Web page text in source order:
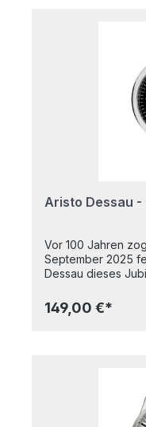
perfektes
Ziffern in Ihrer
Der
ist ein weiterer
Edelstahlgehäuse
wasserdicht,
Schweizer Ronda
Sekunde.Das
Lederband
Charakter. Diese
hergestellt beim
Aristo Dessau -
Vor 100 Jahren
September 2025
Dessau dieses
Festen. Passend
Bauhaus Uhren-
perfektes
Ziffern in Ihrer
Der
ist ein weiterer
149,00 €*